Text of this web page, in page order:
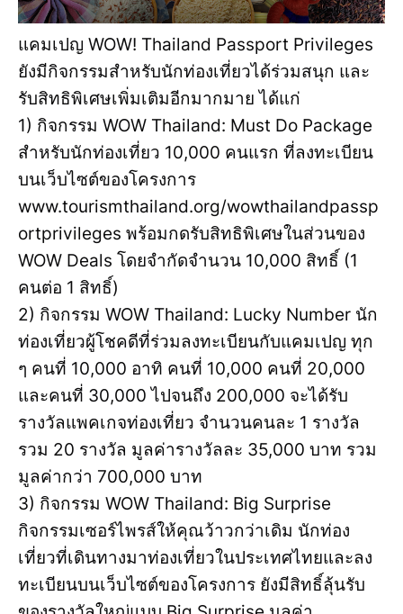
แคมเปญ WOW! Thailand Passport Privileges
ยังมีกิจกรรมสำหรับนักท่องเที่ยวได้ร่วมสนุก และ
รับสิทธิพิเศษเพิ่มเติมอีกมากมาย ได้แก่
1) กิจกรรม WOW Thailand: Must Do Package
สำหรับนักท่องเที่ยว 10,000 คนแรก ที่ลงทะเบียน
บนเว็บไซต์ของโครงการ
www.tourismthailand.org/wowthailandpassp
ortprivileges พร้อมกดรับสิทธิพิเศษในส่วนของ
WOW Deals โดยจำกัดจำนวน 10,000 สิทธิ์ (1
คนต่อ 1 สิทธิ์)
2) กิจกรรม WOW Thailand: Lucky Number นัก
ท่องเที่ยวผู้โชคดีที่ร่วมลงทะเบียนกับแคมเปญ ทุก
ๆ คนที่ 10,000 อาทิ คนที่ 10,000 คนที่ 20,000
และคนที่ 30,000 ไปจนถึง 200,000 จะได้รับ
รางวัลแพคเกจท่องเที่ยว จำนวนคนละ 1 รางวัล
รวม 20 รางวัล มูลค่ารางวัลละ 35,000 บาท รวม
มูลค่ากว่า 700,000 บาท
3) กิจกรรม WOW Thailand: Big Surprise
กิจกรรมเซอร์ไพรส์ให้คุณว้าวกว่าเดิม นักท่อง
เที่ยวที่เดินทางมาท่องเที่ยวในประเทศไทยและลง
ทะเบียนบนเว็บไซต์ของโครงการ ยังมีสิทธิ์ลุ้นรับ